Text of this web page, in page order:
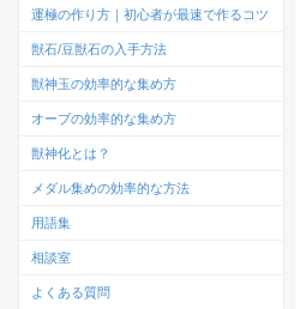
運極の作り方｜初心者が最速で作るコツ
獣石/豆獣石の入手方法
獣神玉の効率的な集め方
オーブの効率的な集め方
獣神化とは？
メダル集めの効率的な方法
用語集
相談室
よくある質問